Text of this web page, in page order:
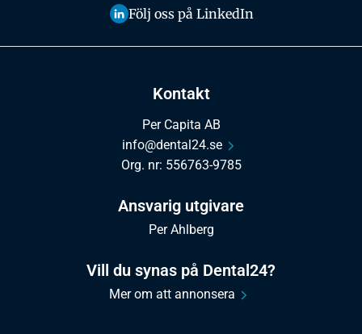
Kontakt
Per Capita AB
info@dental24.se
Org. nr: 556763-9785
Ansvarig utgivare
Per Ahlberg
Vill du synas på Dental24?
Mer om att annonsera
Följ oss på LinkedIn